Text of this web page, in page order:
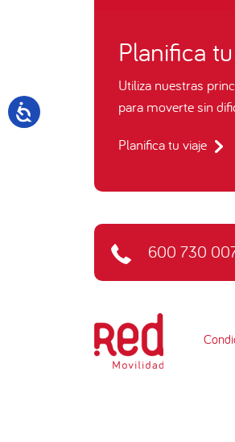
Planifica
Utiliza nuestras
para moverte sin
Planifica tu viaje
600 730